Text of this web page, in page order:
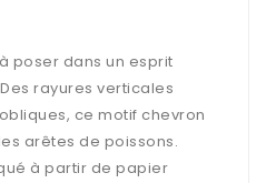
poser dans un esprit
rayures verticales
ce motif chevron
arêtes de poissons.
à partir de papier